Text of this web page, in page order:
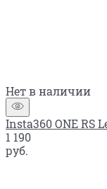
Нет в наличии
Insta360 ONE RS
1 190
руб.